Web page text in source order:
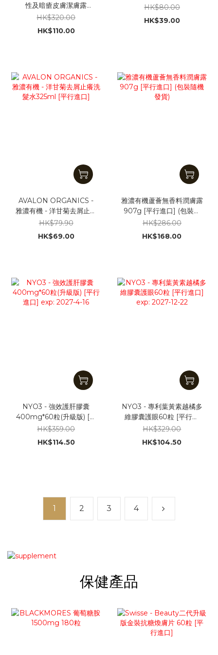
性及暗瘡皮膚潔膚露
500ml [平行進口] [沒外盒
包裝]
HK$320.00
HK$110.00
HK$80.00
HK$39.00
AVALON ORGANICS -
雅濃有機 - 洋甘菊去屑止癢
洗髮水325ml [平行進口]
HK$79.90
HK$69.00
雅濃有機蘆薈無香料潤膚露
907g [平行進口] (包裝隨
機發貨)
HK$286.00
HK$168.00
NYO3 - 強效護肝膠囊
400mg*60粒(升級版) [平
行進口] exp: 2027-4-16
HK$359.00
HK$114.50
NYO3 - 專利葉黃素越橘多
維膠囊護眼60粒 [平行進
口] exp: 2027-12-22
HK$329.00
HK$104.50
1 2 3 4
保健產品